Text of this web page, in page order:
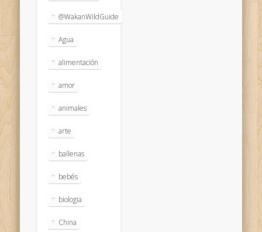
@WakanWildGuide
Agua
alimentación
amor
animales
arte
ballenas
bebés
biologia
China